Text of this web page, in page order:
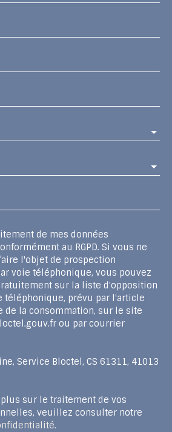
de mes données
au RGPD. Si vous ne
l'objet de prospection
voie téléphonique, vous pouvez
sur la liste d'opposition
téléphonique, prévu par l'article
de la consommation, sur le site
ou par courrier
Service Bloctel, CS 61311, 41013
sur le traitement de vos
veuillez consulter notre
.